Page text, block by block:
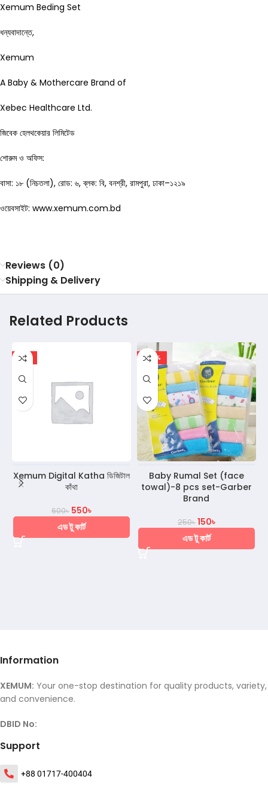
Xemum Beding Set
ধন্যবাদান্তে,
Xemum
A Baby & Mothercare Brand of
Xebec Healthcare Ltd.
জিবেক হেলথকেয়ার লিমিটেড
শোরুম ও অফিস:
বাসা: ১৮ (নিচতলা), রোড: ৬, ব্লক: বি, বনশ্রী, রামপুরা, ঢাকা–১২১৯
ওয়েবসাইট: www.xemum.com.bd
Reviews (0)
Shipping & Delivery
Related Products
-8%
Xemum Digital Katha ডিজিটাল
কাঁথা
600৳ 550৳
এড টু কার্ট
-40%
Baby Rumal Set (face
towal)-8 pcs set-Garber
Brand
250৳ 150৳
এড টু কার্ট
Information
XEMUM: Your one-stop destination for quality products, variety,
and convenience.
DBID No:
Support
+88 01717-400404